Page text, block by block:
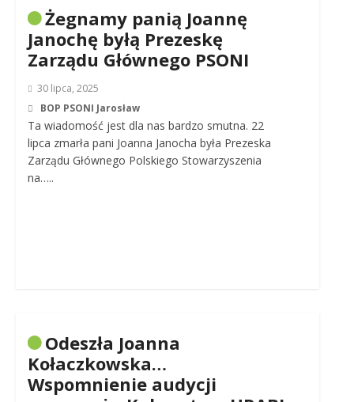
Żegnamy panią Joannę
Janochę byłą Prezeskę
Zarządu Głównego PSONI
30 lipca, 2025
BOP PSONI Jarosław
Ta wiadomość jest dla nas bardzo smutna. 22
lipca zmarła pani Joanna Janocha była Prezeska
Zarządu Głównego Polskiego Stowarzyszenia
na…..
Odeszła Joanna
Kołaczkowska…
Wspomnienie audycji